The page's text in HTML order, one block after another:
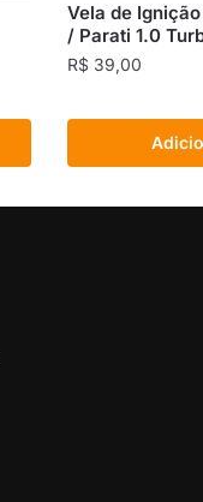
Vela de
/ Parati 1.0
R$ 39,00